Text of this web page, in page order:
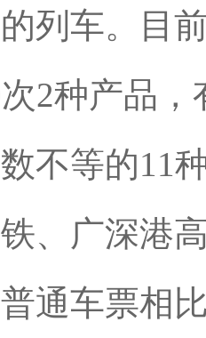
列车。目
2种产品，
不等的11
、广深港
通车票相